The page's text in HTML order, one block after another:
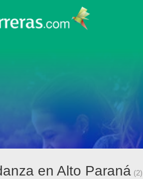
en Alto Paraná (2)